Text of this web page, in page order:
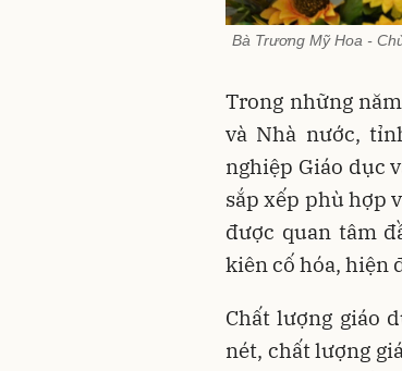
Bà Trương Mỹ Hoa -
Trong những
và Nhà nước,
nghiệp Giáo dục
sắp xếp phù hợp
được quan tâm
kiên cố hóa, hiện
Chất lượng giáo
nét, chất lượng